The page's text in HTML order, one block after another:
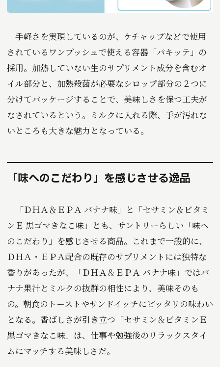
手軽さを実現しているのが、ケチャップなどで使用
されているワンプッシュで使える容器「パキッテ」の
採用。加熱していない生のサプリメント成分を含むオ
イル部分と、加熱殺菌が必要なシロップ部分の２つに
分けてパッケージすることで、美味しさを保つ工夫が
なされているという。ミルクに入れる際、手が汚れな
いところも大きな魅力となっている。
「味へのこだわり」を感じさせる逸品
「ＤＨＡ＆ＥＰＡ バナナ味」と「セサミン＆ビタミ
ンＥ 黒ゴマきなこ味」とも、サントリーらしい「味へ
のこだわり」を感じさせる商品。これまで一般的に、
ＤＨＡ・ＥＰＡ配合の既存のサプリメントには独特な
香りがあったが、「ＤＨＡ＆ＥＰＡ バナナ味」ではバ
ナナ果汁とミルクの抜群の相性により、美味そのも
の。朝食のトーストやサンドイッチにピッタリの味わい
となる。香ばしさが引き立つ「セサミン＆ビタミンＥ
黒ゴマきなこ味」は、仕事や勉強後のリラックスタイ
ムにマッチする美味しさだ。